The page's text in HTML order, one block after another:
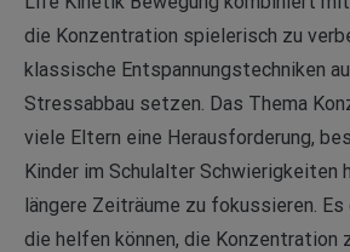
die Konzentration spielerisch zu
klassische Entspannungstechniken
Stressabbau setzen. Das Thema
viele Eltern eine Herausforderung,
Kinder im Schulalter Schwierigkeiten
längere Zeiträume zu fokussieren.
die helfen können, die Konzentration